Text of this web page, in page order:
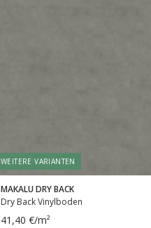
WEITERE VARIANTEN
MAKALU DRY BACK
Dry Back Vinylboden
41,40 €/m²